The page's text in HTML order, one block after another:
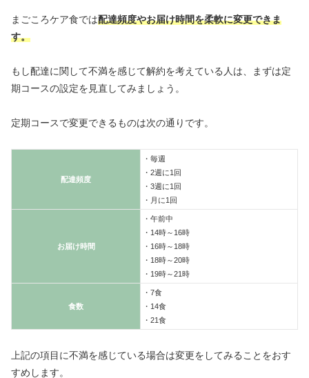
まごころケア食では配達頻度やお届け時間を柔軟に変更できま
す。
もし配達に関して不満を感じて解約を考えている人は、まずは定
期コースの設定を見直してみましょう。
定期コースで変更できるものは次の通りです。
配達頻度
・毎週
・2週に1回
・3週に1回
・月に1回
お届け時間
・午前中
・14時～16時
・16時～18時
・18時～20時
・19時～21時
食数
・7食
・14食
・21食
上記の項目に不満を感じている場合は変更をしてみることをおす
すめします。